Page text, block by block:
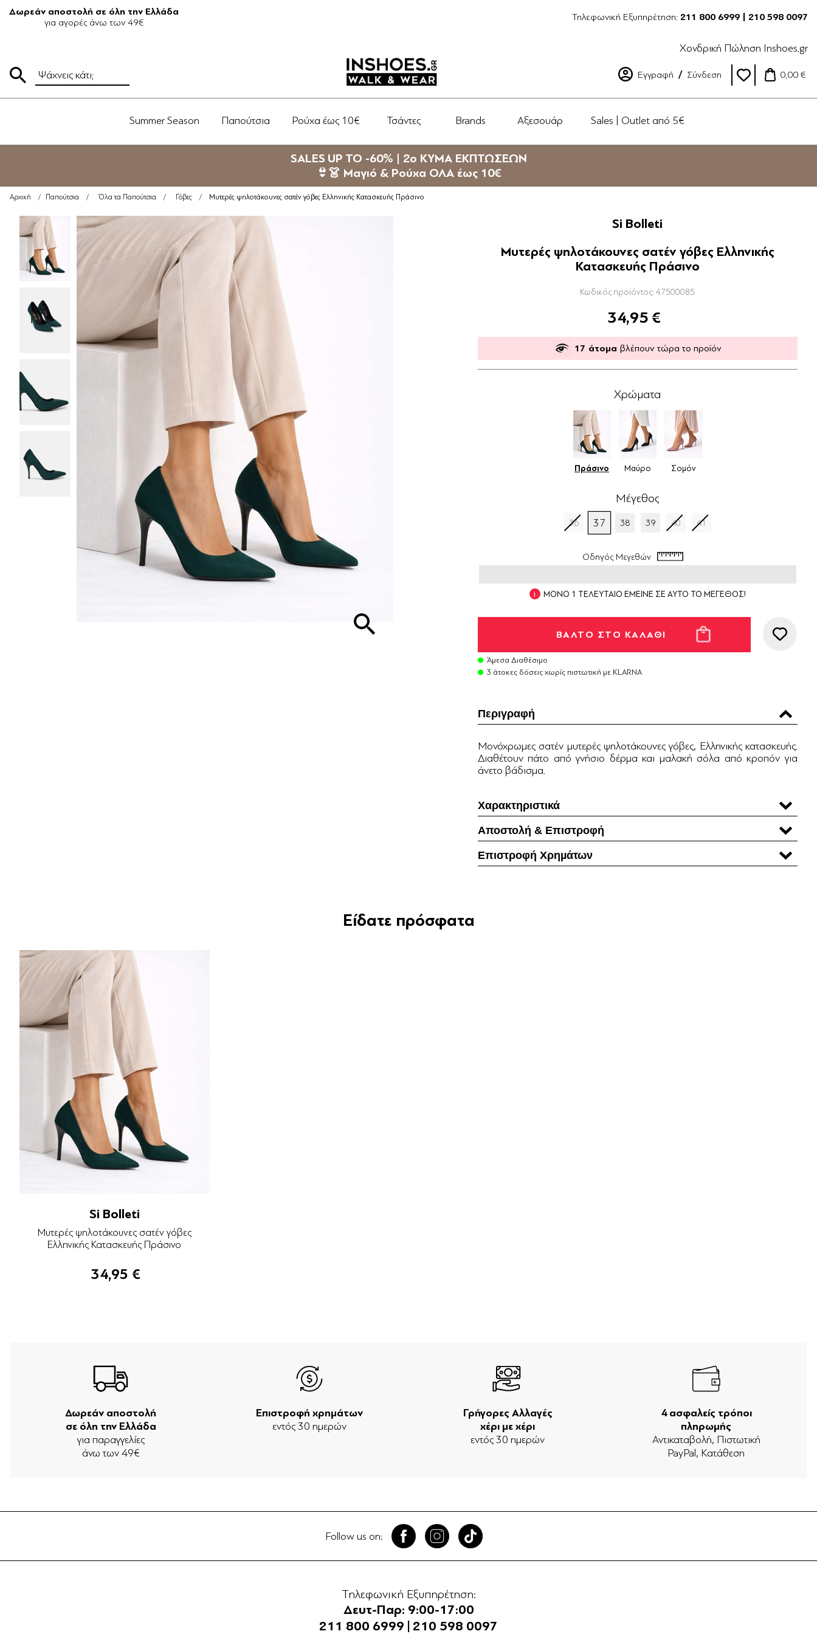
Δωρεάν αποστολή σε όλη την Ελλάδα
για αγορές άνω των 49€
Τηλεφωνική Εξυπηρέτηση: 211 800 6999 | 210 598 0097
Χονδρική Πώληση Inshoes.gr
Εγγραφή Σύνδεση 0,00 €
Summer Season Παπούτσια Ρούχα έως 10€ Τσάντες Brands Αξεσουάρ Sales | Outlet από 5€
SALES UP TO -60% | 2ο ΚΥΜΑ ΕΚΠΤΩΣΕΩΝ
👙👗 Μαγιό & Ρούχα ΟΛΑ έως 10€
Αρχική / Παπούτσια / Όλα τα Παπούτσια / Γόβες / Μυτερές ψηλοτάκουνες σατέν γόβες Ελληνικής Κατασκευής Πράσινο
Si Bolleti
Μυτερές ψηλοτάκουνες σατέν γόβες Ελληνικής
Κατασκευής Πράσινο
Κωδικός προϊόντος: 47500085
34,95 €
17 άτομα βλέπουν τώρα το προϊόν
Χρώματα
Πράσινο Μαύρο Σομόν
Μέγεθος
36 37 38 39 40 41
Οδηγός Μεγεθών
ΜΟΝΟ 1 ΤΕΛΕΥΤΑΙΟ ΕΜΕΙΝΕ ΣΕ ΑΥΤΟ ΤΟ ΜΕΓΕΘΟΣ!
Άμεσα Διαθέσιμο
3 άτοκες δόσεις χωρίς πιστωτική με KLARNA
Περιγραφή
Μονόχρωμες σατέν μυτερές ψηλοτάκουνες γόβες, Ελληνικής κατασκευής.
Διαθέτουν πάτο από γνήσιο δέρμα και μαλακή σόλα από κροπόν για
άνετο βάδισμα.
Χαρακτηριστικά
Αποστολή & Επιστροφή
Επιστροφή Χρηµάτων
Είδατε πρόσφατα
Si Bolleti
Μυτερές ψηλοτάκουνες σατέν γόβες
Ελληνικής Κατασκευής Πράσινο
34,95 €
Δωρεάν αποστολή
σε όλη την Ελλάδα
για παραγγελίες
άνω των 49€
Επιστροφή χρημάτων
εντός 30 ημερών
Γρήγορες Αλλαγές
χέρι με χέρι
εντός 30 ημερών
4 ασφαλείς τρόποι
πληρωμής
Αντικαταβολή, Πιστωτική
PayPal, Κατάθεση
Follow us on:
Τηλεφωνική Εξυπηρέτηση:
Δευτ-Παρ: 9:00-17:00
211 800 6999
210 598 0097